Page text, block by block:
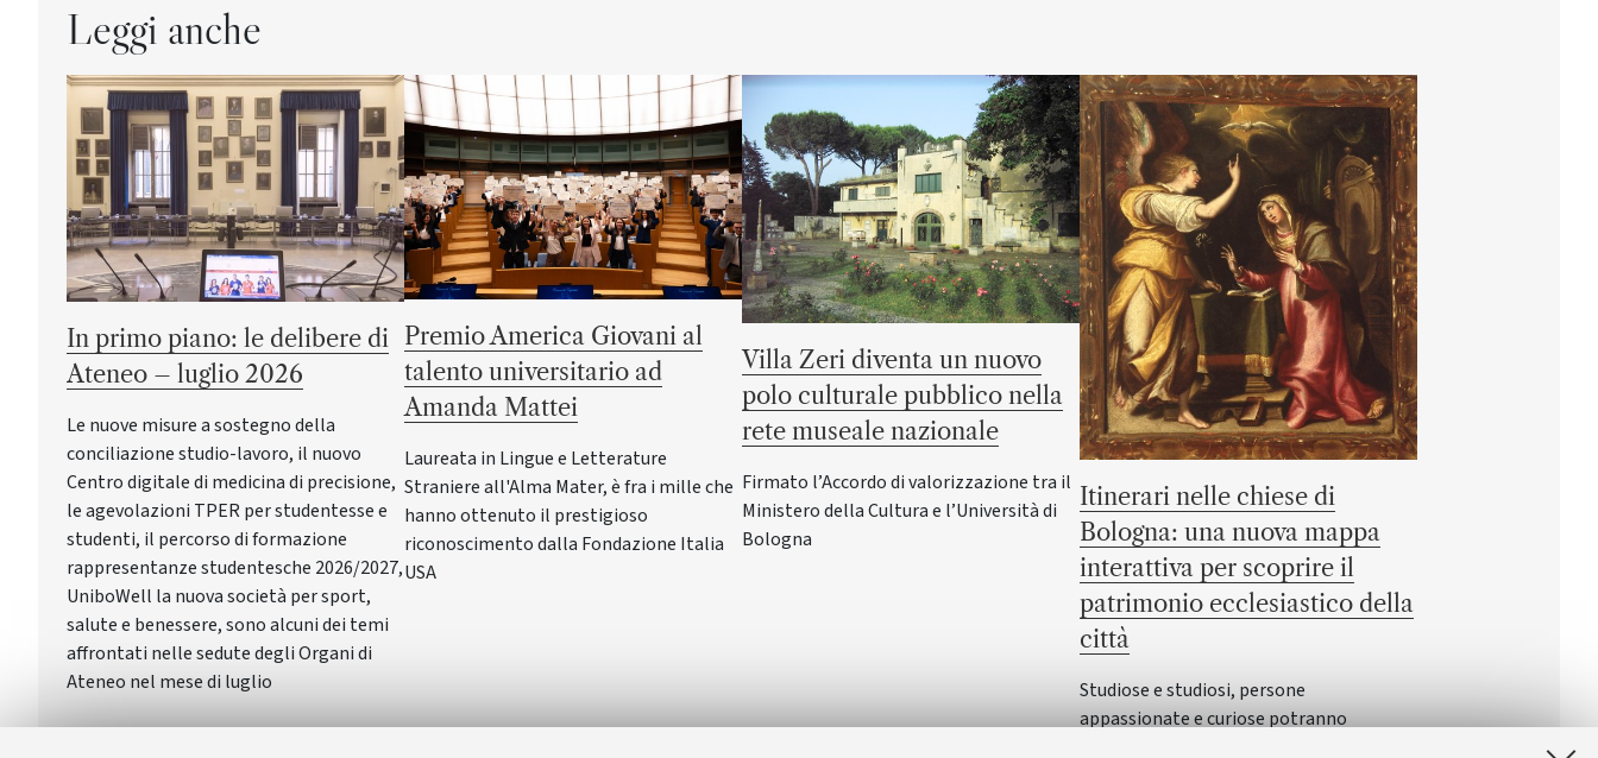
Leggi anche
In primo piano: le delibere di
Ateneo – luglio 2026
Le nuove misure a sostegno della
conciliazione studio-lavoro, il nuovo
Centro digitale di medicina di precisione,
le agevolazioni TPER per studentesse e
studenti, il percorso di formazione
rappresentanze studentesche 2026/2027,
UniboWell la nuova società per sport,
salute e benessere, sono alcuni dei temi
affrontati nelle sedute degli Organi di
Ateneo nel mese di luglio
Premio America Giovani al
talento universitario ad
Amanda Mattei
Laureata in Lingue e Letterature
Straniere all'Alma Mater, è fra i mille che
hanno ottenuto il prestigioso
riconoscimento dalla Fondazione Italia
USA
Villa Zeri diventa un nuovo
polo culturale pubblico nella
rete museale nazionale
Firmato l’Accordo di valorizzazione tra il
Ministero della Cultura e l’Università di
Bologna
Itinerari nelle chiese di
Bologna: una nuova mappa
interattiva per scoprire il
patrimonio ecclesiastico della
città
Studiose e studiosi, persone
appassionate e curiose potranno